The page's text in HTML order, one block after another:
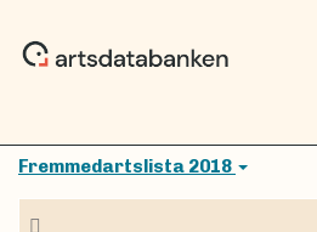
Fremmedartslista 2018